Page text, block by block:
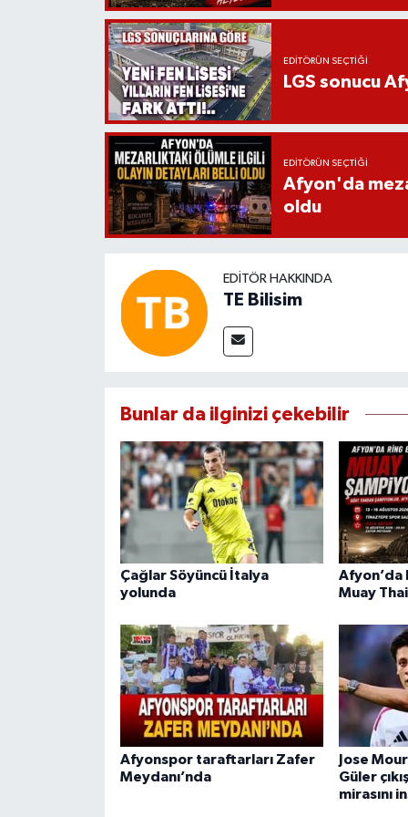
EDITÖRÜN SEÇTIĞI
LGS sonucu
EDITÖRÜN SEÇTIĞI
Afyon'da
oldu
EDITÖR HAKKINDA
TE Bilisim
Bunlar da ilginizi çekebilir
Çağlar Söyüncü İtalya
yolunda
Afyon’da
Muay
Afyonspor taraftarları Zafer
Meydanı’nda
Jose
Güler
mirasını